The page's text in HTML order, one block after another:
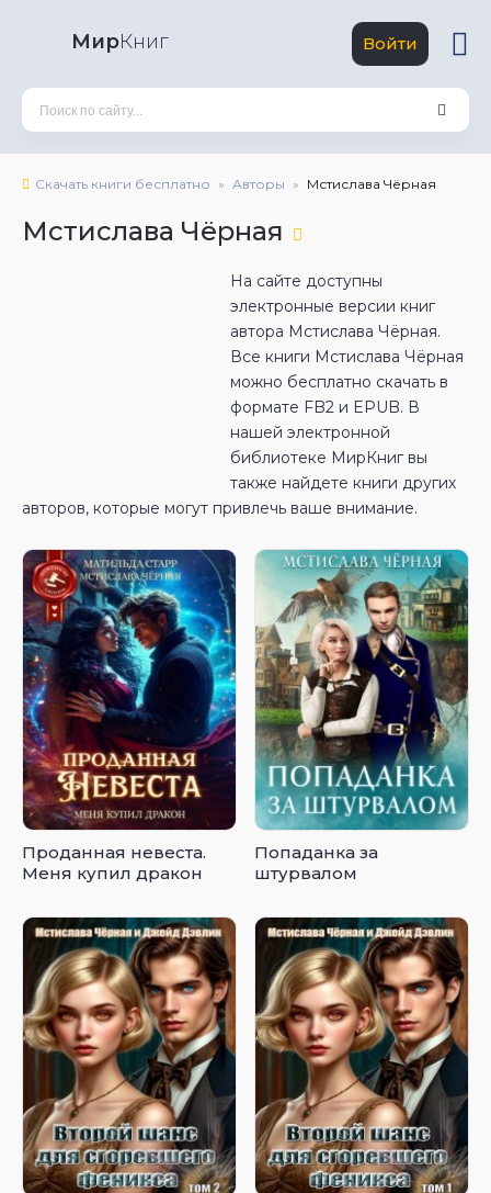
МирКниг Войти
Скачать книги бесплатно Авторы Мстислава Чёрная
Мстислава Чёрная
На сайте доступны
электронные версии книг
автора Мстислава Чёрная.
Все книги Мстислава Чёрная
можно бесплатно скачать в
формате FB2 и EPUB. В
нашей электронной
библиотеке МирКниг вы
также найдете книги других
авторов, которые могут привлечь ваше внимание.
Проданная невеста.
Меня купил дракон
Попаданка за
штурвалом